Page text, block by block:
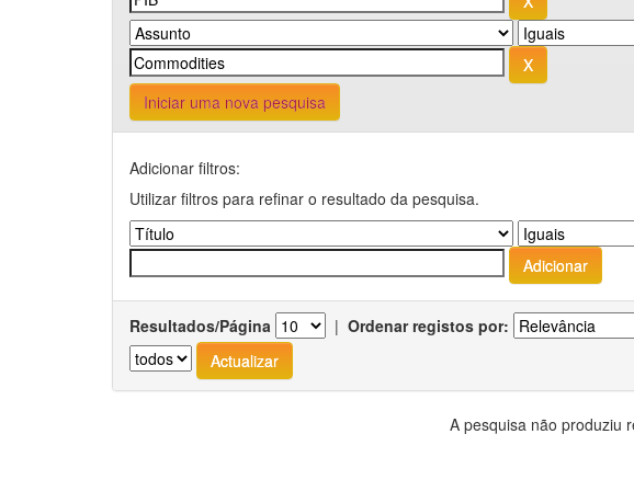
Iniciar uma nova pesquisa
Adicionar filtros:
Utilizar filtros para refinar o resultado da pesquisa.
Resultados/Página | Ordenar registos por:
A pesquisa não produziu